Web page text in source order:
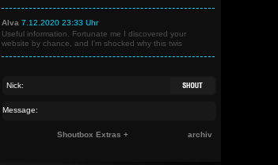
Alva 7.12.2020 23:33 Uhr
Useful information. Fortunate me I discovered your
website by chance, and I'm shocked why this twis
Shoutbox Extras + archiv